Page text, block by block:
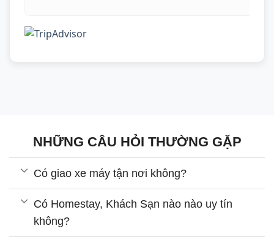
NHỮNG CÂU HỎI THƯỜNG GẶP
Có giao xe máy tận nơi không?
Có Homestay, Khách Sạn nào nào uy tín
không?